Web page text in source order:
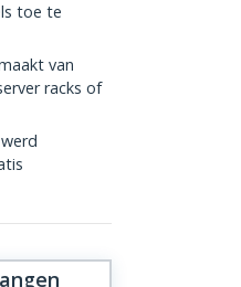
toe te
van
racks of